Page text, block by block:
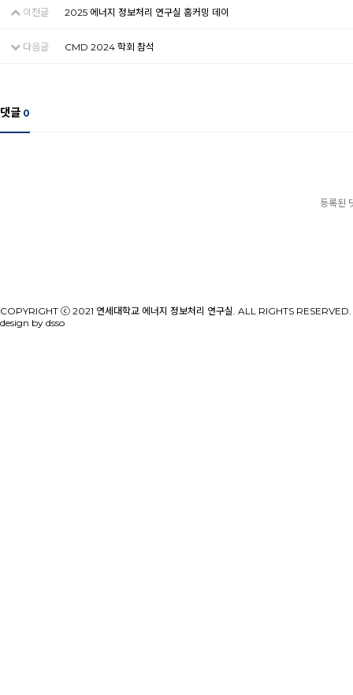
이전글 2025 에너지 정보처리 연구실 홈커밍 데이
다음글 CMD 2024 학회 참석
댓글 0
등록된
COPYRIGHT ⓒ 2021 연세대학교 에너지 정보처리 연구실. ALL RIGHTS RESERVED.
design by dsso